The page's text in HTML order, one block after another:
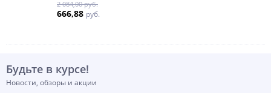
2 084,00 руб.
666,88 руб.
Будьте в курсе!
Новости, обзоры и акции